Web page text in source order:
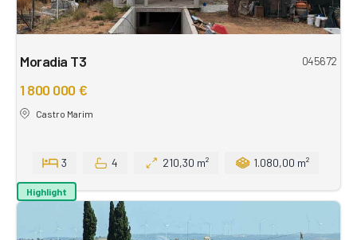
Moradia T3 045672
1 800 000 €
Castro Marim
3 4 210,30 m² 1.080,00 m²
Highlight